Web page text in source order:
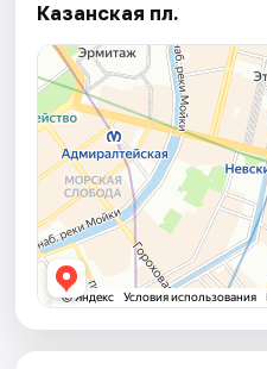
Казанская пл.